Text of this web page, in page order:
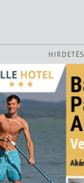
HIRDETÉS